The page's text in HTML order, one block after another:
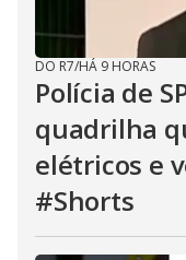
DO R7/HÁ 9 HORAS
Polícia de
quadrilha
elétricos e
#Shorts